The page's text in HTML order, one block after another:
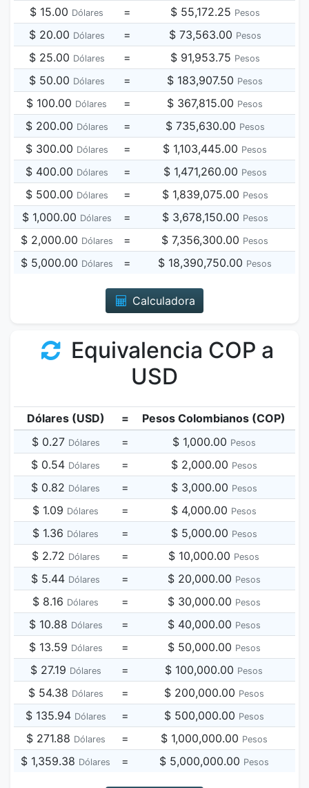
$ 15.00 Dólares = $ 55,172.25 Pesos
$ 20.00 Dólares = $ 73,563.00 Pesos
$ 25.00 Dólares = $ 91,953.75 Pesos
$ 50.00 Dólares = $ 183,907.50 Pesos
$ 100.00 Dólares = $ 367,815.00 Pesos
$ 200.00 Dólares = $ 735,630.00 Pesos
$ 300.00 Dólares = $ 1,103,445.00 Pesos
$ 400.00 Dólares = $ 1,471,260.00 Pesos
$ 500.00 Dólares = $ 1,839,075.00 Pesos
$ 1,000.00 Dólares = $ 3,678,150.00 Pesos
$ 2,000.00 Dólares = $ 7,356,300.00 Pesos
$ 5,000.00 Dólares = $ 18,390,750.00 Pesos
Calculadora
Equivalencia COP a
USD
Dólares (USD) =
Pesos Colombianos (COP)
$ 0.27 Dólares = $ 1,000.00 Pesos
$ 0.54 Dólares = $ 2,000.00 Pesos
$ 0.82 Dólares = $ 3,000.00 Pesos
$ 1.09 Dólares = $ 4,000.00 Pesos
$ 1.36 Dólares = $ 5,000.00 Pesos
$ 2.72 Dólares = $ 10,000.00 Pesos
$ 5.44 Dólares = $ 20,000.00 Pesos
$ 8.16 Dólares = $ 30,000.00 Pesos
$ 10.88 Dólares = $ 40,000.00 Pesos
$ 13.59 Dólares = $ 50,000.00 Pesos
$ 27.19 Dólares = $ 100,000.00 Pesos
$ 54.38 Dólares = $ 200,000.00 Pesos
$ 135.94 Dólares = $ 500,000.00 Pesos
$ 271.88 Dólares = $ 1,000,000.00 Pesos
$ 1,359.38 Dólares = $ 5,000,000.00 Pesos